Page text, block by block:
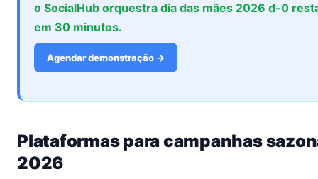
o SocialHub orquestra dia das mães 2026 d-0
em 30 minutos.
Agendar demonstração →
Plataformas para campanhas
2026